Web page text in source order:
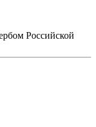
Российской